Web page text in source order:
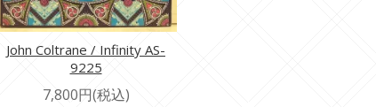
John Coltrane / Infinity AS-
9225
7,800円(税込)